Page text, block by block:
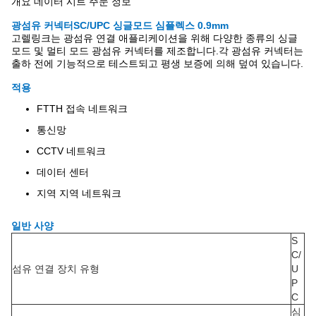
광섬유 커넥터SC/UPC 싱글모드 심플렉스 0.9mm
고렐링크는 광섬유 연결 애플리케이션을 위해 다양한 종류의 싱글
모드 및 멀티 모드 광섬유 커넥터를 제조합니다.각 광섬유 커넥터는
출하 전에 기능적으로 테스트되고 평생 보증에 의해 덮여 있습니다.
적용
FTTH 접속 네트워크
통신망
CCTV 네트워크
데이터 센터
지역 지역 네트워크
일반 사양
섬유 연결 장치 유형
S
C/
U
P
C
심